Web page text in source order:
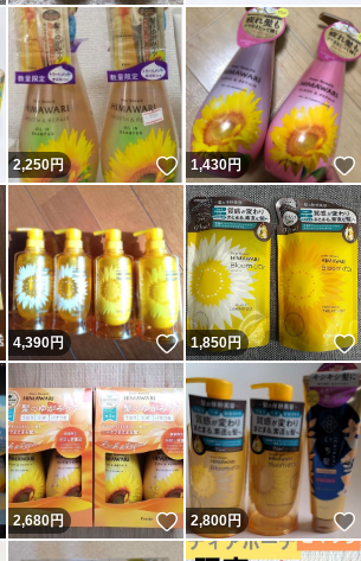
いいね！
2,250円 いいね！
1,430円
いいね！
4,390円 いいね！
1,850円
いいね！
2,680円 いいね！
2,800円